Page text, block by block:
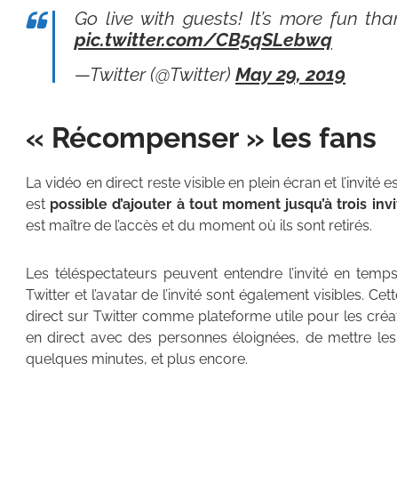
Go live with guests! It’s more fun
pic.twitter.com/CB5qSLebwq
—Twitter (@Twitter) May 29, 2019
« Récompenser » les fans
La vidéo en direct reste visible en plein écran et l’invité
est possible d’ajouter à tout moment jusqu’à trois
est maître de l’accès et du moment où ils sont retirés.
Les téléspectateurs peuvent entendre l’invité en
Twitter et l’avatar de l’invité sont également visibles.
direct sur Twitter comme plateforme utile pour les
en direct avec des personnes éloignées, de mettre
quelques minutes, et plus encore.